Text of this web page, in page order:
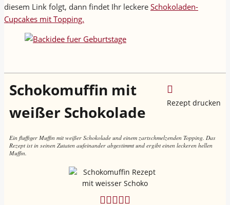
diesem Link folgt, dann findet Ihr leckere Schokoladen-
Cupcakes mit Topping.
Rezept drucken
Schokomuffin mit
weißer Schokolade
Ein fluffiger Muffin mit weißer Schokolade und einem zartschmelzenden Topping. Das
Rezept ist in seinen Zutaten aufeinander abgestimmt und ergibt einen leckeren hellen
Muffin.